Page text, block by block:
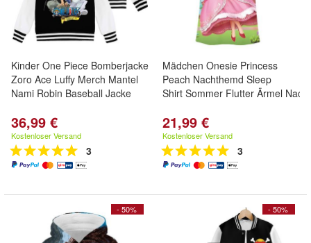
Kinder One Piece Bomberjacke
Zoro Ace Luffy Merch Mantel
Nami Robin Baseball Jacke
36,99 €
Kostenloser Versand
3
Mädchen Onesie Princess
Peach Nachthemd Sleep
Shirt Sommer Flutter Ärmel
21,99 €
Kostenloser Versand
3
- 50% - 50%